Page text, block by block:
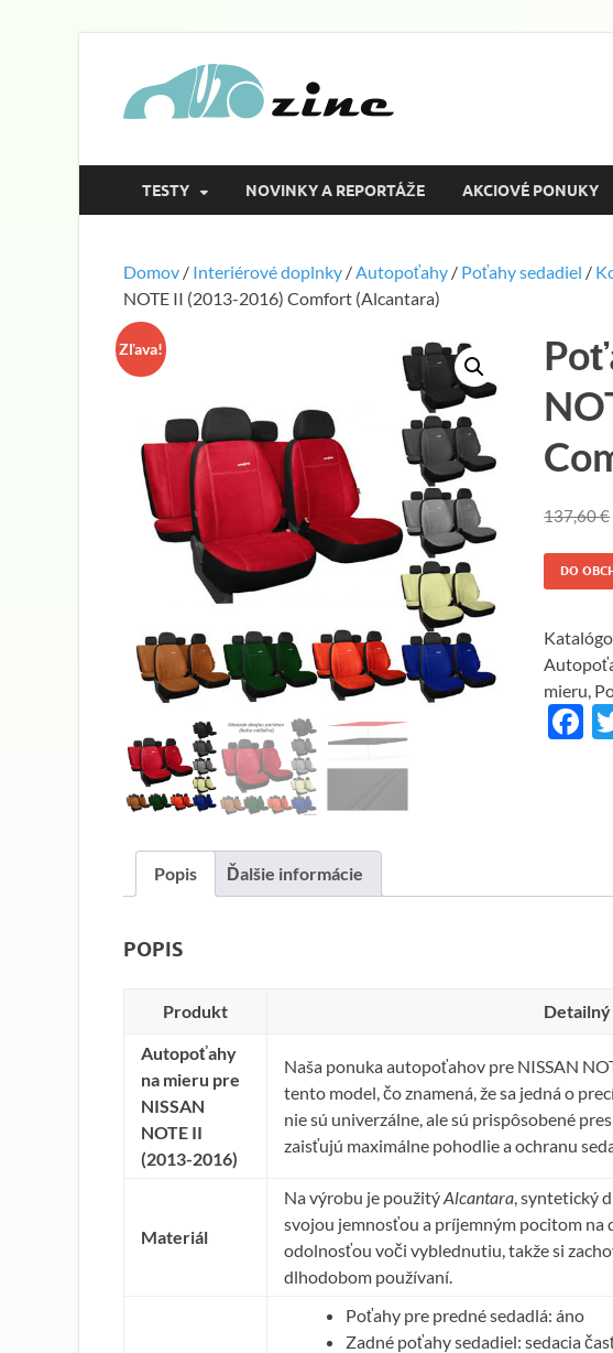
TESTY NOVINKY A REPORTÁŽE AKCIOVÉ PONUKY
Domov / Interiérové doplnky /Autopoťahy / Poťahy sedadiel /
NOTE II (2013-2016) Comfort (Alcantara)
Zľava!
137,60€
DO
mieru
F
o
Popis Ďalšie informácie
POPIS
Produkt
Detailný
Autopoťahy
na mieru pre
NISSAN
NOTE II
(2013-2016)
Naša ponuka autopoťahov pre NISSAN
tento model, čo znamená, že sa jedná o
nie sú univerzálne, ale sú prispôsobené
zaisťujú maximálne pohodlie a ochranu
Materiál
Na výrobu je použitýAlcantara, syntetický
svojou jemnosťou a príjemným pocitom na
odolnosťou voči vyblednutiu, takže si
dlhodobom používaní.
Poťahy pre predné sedadlá: áno
Zadné poťahy sedadiel: sedacia